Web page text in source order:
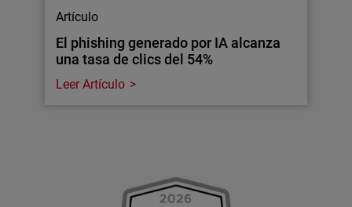
Artículo
El phishing generado por IA alcanza
una tasa de clics del 54%
Leer Artículo